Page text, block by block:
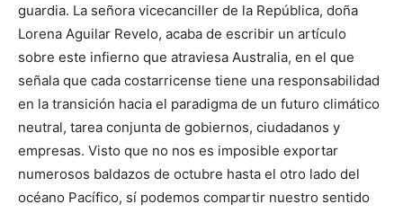
guardia. La señora vicecanciller de la República, doña
Lorena Aguilar Revelo, acaba de escribir un artículo
sobre este infierno que atraviesa Australia, en el que
señala que cada costarricense tiene una responsabilidad
en la transición hacia el paradigma de un futuro climático
neutral, tarea conjunta de gobiernos, ciudadanos y
empresas. Visto que no nos es imposible exportar
numerosos baldazos de octubre hasta el otro lado del
océano Pacífico, sí podemos compartir nuestro sentido